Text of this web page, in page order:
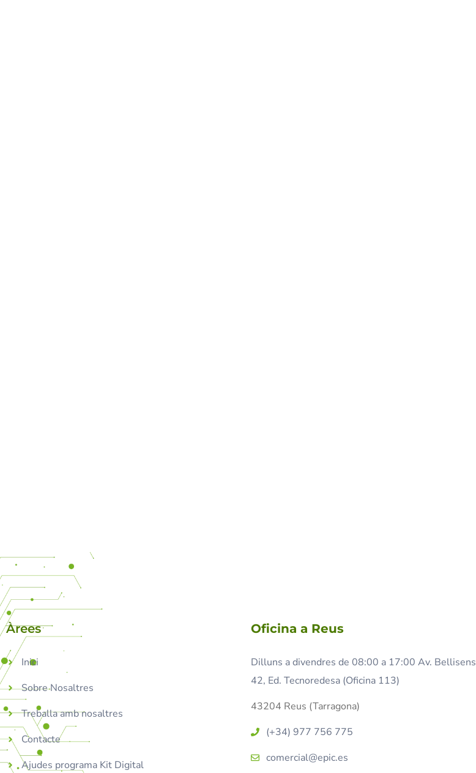
Àrees
Inici
Sobre Nosaltres
Treballa amb nosaltres
Contacte
Ajudes programa Kit Digital
Oficina a Reus
Dilluns a divendres de 08:00 a 17:00 Av. Bellisens
42, Ed. Tecnoredesa (Oficina 113)
43204 Reus (Tarragona)
(+34) 977 756 775
comercial@epic.es